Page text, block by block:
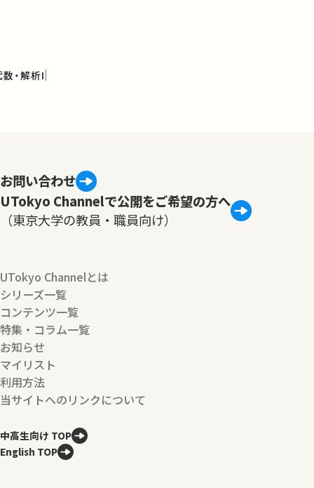
・解析I
お問い合わせ
UTokyo Channelで公開をご希望の方へ
（東京大学の教員・職員向け）
UTokyo Channelとは
シリーズ一覧
コンテンツ一覧
特集・コラム一覧
お知らせ
マイリスト
利用方法
当サイトへのリンクについて
中高生向け TOP
English TOP